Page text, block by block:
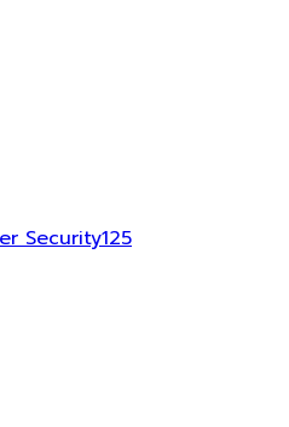
Security125